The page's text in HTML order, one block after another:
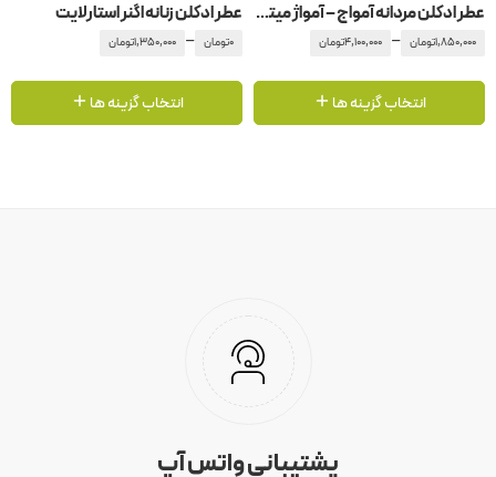
عطر ادکلن مردانه آمواج – آمواژ میتس من
1,850,000تومان –
4,100,000تومان
انتخاب گزینه ها
عطر ادکلن زنانه اگنر استارلایت
0تومان –
1,350,000تومان
انتخاب گزینه ها
پشتیبانی واتس آپ